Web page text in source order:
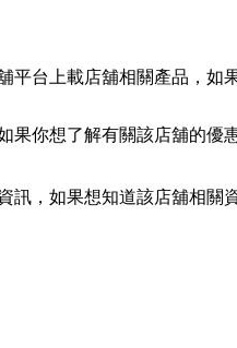
平台上載店舖相關產品，如
果你想了解有關該店舖的
，如果想知道該店舖相關